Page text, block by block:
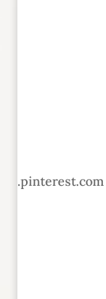
.pinterest.com